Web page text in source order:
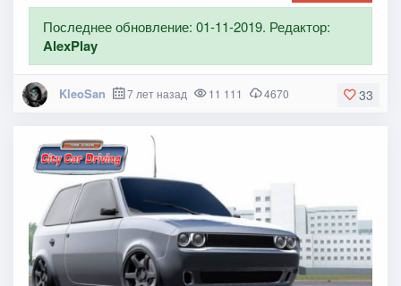
Последнее обновление: 01-11-2019. Редактор:
AlexPlay
33
KleoSan 7 лет назад 11 111 4670